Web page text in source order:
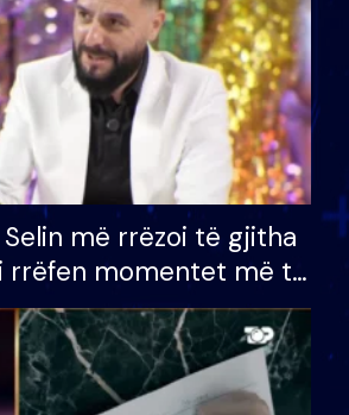
më rrëzoi të gjitha
rrëfen momentet më të
e BB VIP: Do më
e mëngjesit kur…